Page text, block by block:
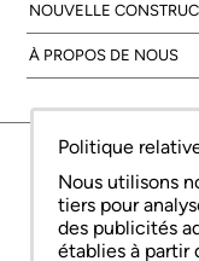
NOUVELLE
À PROPOS DE NOUS
©
Politique
Nous utilisons
tiers pour
des publicités
établies à partir